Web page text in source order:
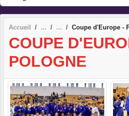
Accueil Coupe d'Europe -
COUPE
POLOGNE